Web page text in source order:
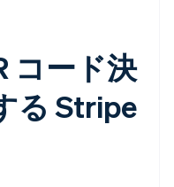
コード決
る Stripe